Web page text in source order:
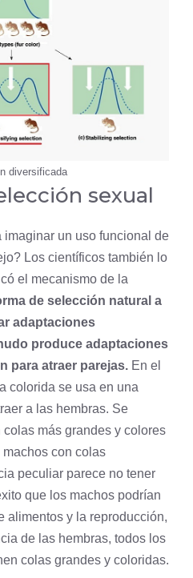
diversificada
sexual
imaginar un uso funcional de
Los científicos también lo
el mecanismo de la
de selección natural a
adaptaciones
produce adaptaciones
para atraer parejas. En el
colorida se usa en una
a las hembras. Se
más grandes y colores
con colas
peculiar parece no tener
que los machos podrían
alimentos y la reproducción,
de las hembras, todos los
colas grandes y coloridas.